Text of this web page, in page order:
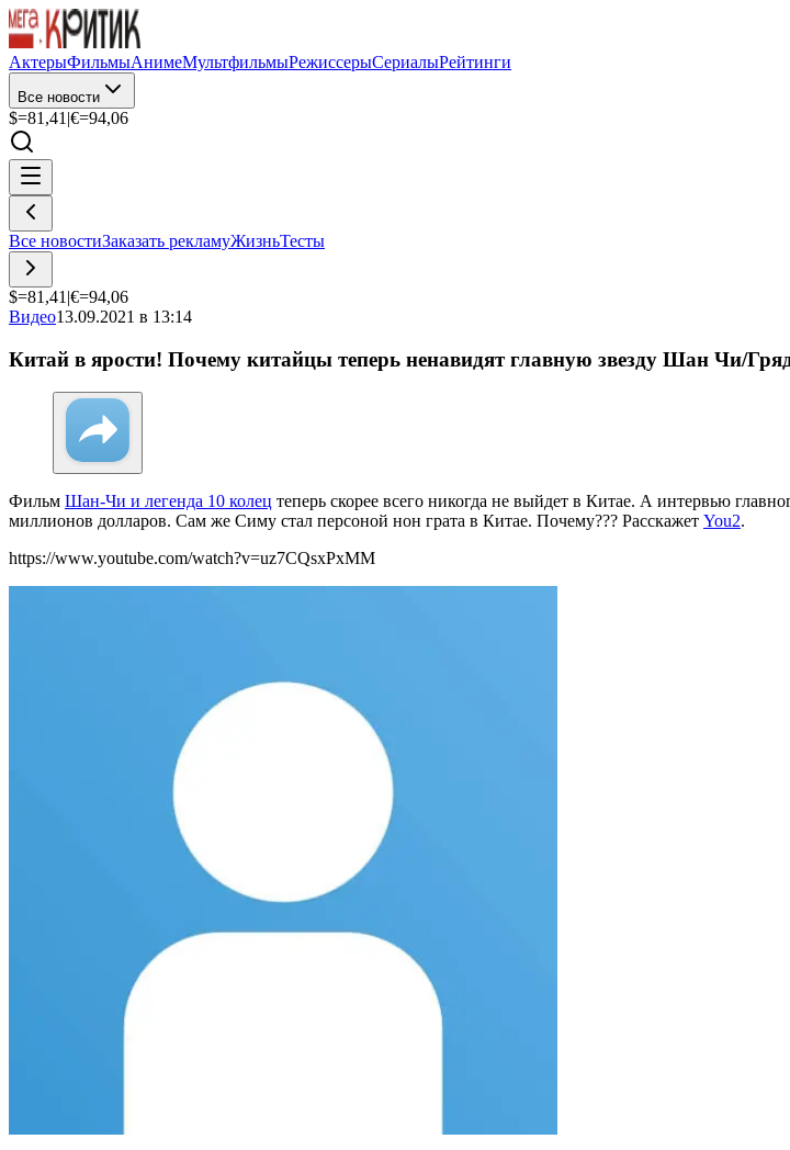
АктерыФильмыАнимеМультфильмыРежиссерыСериалыРейтинги
Все новости
$=81,41 |€=94,06
Все новостиЗаказать рекламуЖизньТесты
$=81,41 |€=94,06
Видео13.09.2021 в 13:14
Китай в ярости! Почему китайцы теперь ненавидят главную звезду Шан Чи/
Фильм Шан-Чи и легенда 10 колец теперь скорее всего никогда не выйдет в Китае. А интервью
миллионов долларов. Сам же Симу стал персоной нон грата в Китае. Почему??? Расскажет You2.
https://www.youtube.com/watch?v=uz7CQsxPxMM